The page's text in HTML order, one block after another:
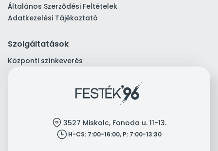
Általános Szerződési Feltételek
Adatkezelési Tájékoztató
Szolgáltatások
Központi színkeverés
location 3527 Miskolc, Fonoda u. 11-13.
clock H-CS: 7:00-16:00, P: 7:00-13:30